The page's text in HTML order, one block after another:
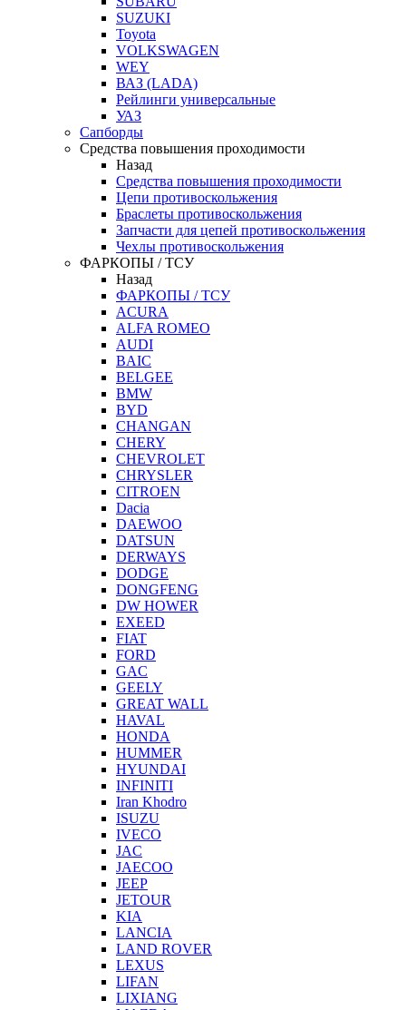
SUZUKI
Toyota
VOLKSWAGEN
WEY
ВАЗ (LADA)
Рейлинги универсальные
УАЗ
Сапборды
Средства повышения проходимости
Назад
Средства повышения проходимости
Цепи противоскольжения
Браслеты противоскольжения
Запчасти для цепей противоскольжения
Чехлы противоскольжения
ФАРКОПЫ / ТСУ
Назад
ФАРКОПЫ / ТСУ
ACURA
ALFA ROMEO
AUDI
BAIC
BELGEE
BMW
BYD
CHANGAN
CHERY
CHEVROLET
CHRYSLER
CITROEN
Dacia
DAEWOO
DATSUN
DERWAYS
DODGE
DONGFENG
DW HOWER
EXEED
FIAT
FORD
GAC
GEELY
GREAT WALL
HAVAL
HONDA
HUMMER
HYUNDAI
INFINITI
Iran Khodro
ISUZU
IVECO
JAC
JAECOO
JEEP
JETOUR
KIA
LANCIA
LAND ROVER
LEXUS
LIFAN
LIXIANG